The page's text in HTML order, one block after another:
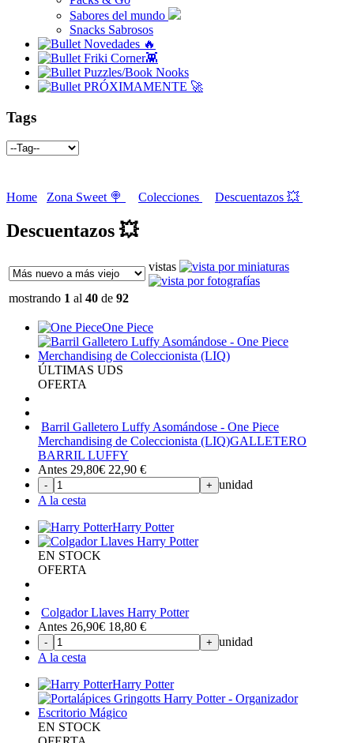
Sabores del mundo
Snacks Sabrosos
Novedades 🔥
Friki Corner👾
Puzzles/Book Nooks
PRÓXIMAMENTE 🚀
Tags
Home Zona Sweet 🍭 Colecciones Descuentazos 💥
Descuentazos 💥
vistas
mostrando 1 al 40 de 92
One Piece
ÚLTIMAS UDS
OFERTA
Barril Galletero Luffy Asomándose - One Piece
Merchandising de Coleccionista (LIQ)GALLETERO
BARRIL LUFFY
Antes 29,80€ 22,90 €
- + unidad
A la cesta
Harry Potter
EN STOCK
OFERTA
Colgador Llaves Harry Potter
Antes 26,90€ 18,80 €
- + unidad
A la cesta
Harry Potter
EN STOCK